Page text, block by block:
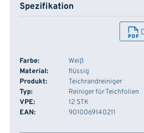
Spezifikation
Farbe:
Weiß
Material:
flüssig
Produkt:
Teichrandreiniger
Typ:
Reiniger für Teichfolien
VPE:
12 STK
EAN:
9010069140211